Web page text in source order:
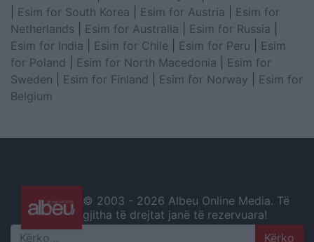
Esim for South Korea Esim for Austria
Esim for
Netherlands
Esim for Australia Esim for Russia
Esim for India
Esim for Chile Esim for Peru
Esim
for Poland
Esim for North Macedonia
Esim for
Sweden
Esim for Finland Esim for Norway
Esim for
Belgium
© 2003 - 2026 Albeu Online Media. Të
gjitha të drejtat janë të rezervuara!